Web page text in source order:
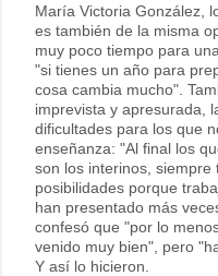
María Victoria González,
es también de la misma
muy poco tiempo para
"si tienes un año para
cosa cambia mucho".
imprevista y apresurada,
dificultades para los que
enseñanza: "Al final los
son los interinos,
posibilidades porque
han presentado más
confesó que "por lo
venido muy bien", pero
Y así lo hicieron.